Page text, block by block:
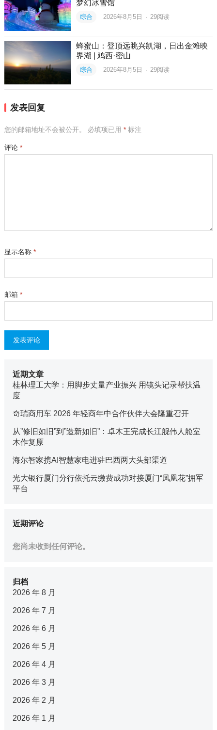
梦幻冰雪馆
综合 2026年8月5日 · 29阅读
蜂蜜山：登顶远眺兴凯湖，日出金滩映
界湖 | 鸡西·密山
综合 2026年8月5日 · 29阅读
发表回复
您的邮箱地址不会被公开。 必填项已用 *标注
评论 *
显示名称 *
邮箱 *
近期文章
桂林理工大学：用脚步丈量产业振兴 用镜头记录帮扶温
度
奇瑞商用车 2026 年轻商年中合作伙伴大会隆重召开
从”修旧如旧”到”造新如旧”：卓木王完成长江舰伟人舱室
木作复原
海尔智家携AI智慧家电进驻巴西两大头部渠道
光大银行厦门分行依托云缴费成功对接厦门“凤凰花”拥军
平台
近期评论
您尚未收到任何评论。
归档
2026 年 8 月
2026 年 7 月
2026 年 6 月
2026 年 5 月
2026 年 4 月
2026 年 3 月
2026 年 2 月
2026 年 1 月